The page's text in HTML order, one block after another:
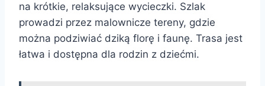
na krótkie, relaksujące wycieczki. Szlak
prowadzi przez malownicze tereny, gdzie
można podziwiać dziką florę i faunę. Trasa jest
łatwa i dostępna dla rodzin z dziećmi.